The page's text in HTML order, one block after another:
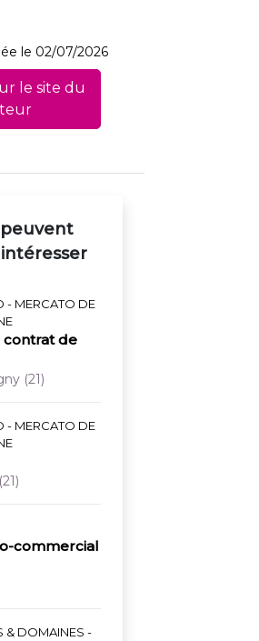
le 02/07/2026
le site du
- MERCATO DE
contrat de
(21)
- MERCATO DE
(21)
commercial
& DOMAINES -